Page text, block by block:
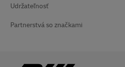
Udržateľnosť
Partnerstvá so značkami